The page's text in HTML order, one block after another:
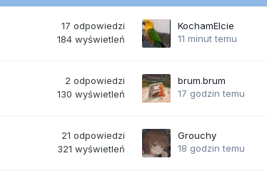
17 odpowiedzi
184 wyświetleń
KochamElcie
11 minut temu
2 odpowiedzi
130 wyświetleń
brum.brum
17 godzin temu
21 odpowiedzi
321 wyświetleń
Grouchy
18 godzin temu